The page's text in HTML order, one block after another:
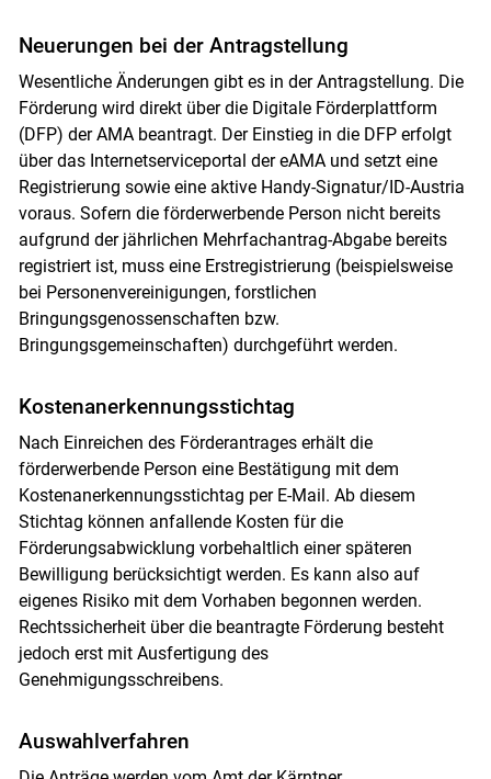
Neuerungen bei der Antragstellung
Wesentliche Änderungen gibt es in der Antragstellung. Die
Förderung wird direkt über die Digitale Förderplattform
(DFP) der AMA beantragt. Der Einstieg in die DFP erfolgt
über das Internetserviceportal der eAMA und setzt eine
Registrierung sowie eine aktive Handy-Signatur/​ID-Austria
voraus. Sofern die förderwerbende Person nicht bereits
aufgrund der jährlichen Mehrfachantrag-Abgabe bereits
registriert ist, muss eine Erstregistrierung (beispielsweise
bei Personenvereinigungen, forstlichen
Bringungsgenossenschaften bzw.
Bringungsgemeinschaften) durchgeführt werden.
Kostenanerkennungsstichtag
Nach Einreichen des Förderantrages erhält die
förderwerbende Person eine Bestätigung mit dem
Kostenanerkennungsstichtag per E-Mail. Ab diesem
Stichtag können anfallende Kosten für die
Förderungsabwicklung vorbehaltlich einer späteren
Bewilligung berücksichtigt werden. Es kann also auf
eigenes Risiko mit dem Vorhaben begonnen werden.
Rechtssicherheit über die beantragte Förderung besteht
jedoch erst mit Ausfertigung des
Genehmigungsschreibens.
Auswahlverfahren